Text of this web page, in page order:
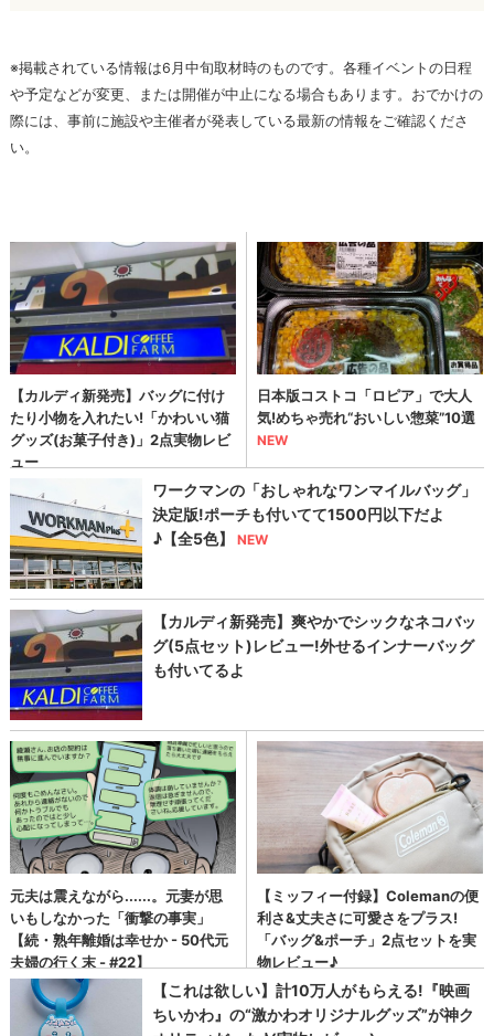
※掲載されている情報は6月中旬取材時のものです。各種イベントの日程
や予定などが変更、または開催が中止になる場合もあります。おでかけの
際には、事前に施設や主催者が発表している最新の情報をご確認くださ
い。